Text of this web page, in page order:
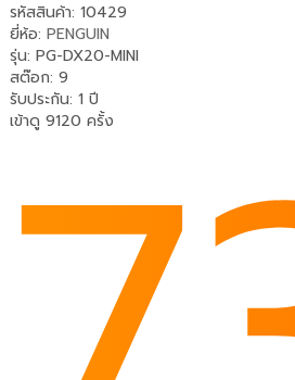
รหัสสินค้า: 10429
ยี่ห้อ: PENGUIN
รุ่น: PG-DX20-MINI
สต๊อก: 9
รับประกัน: 1 ปี
เข้าดู 9120 ครั้ง